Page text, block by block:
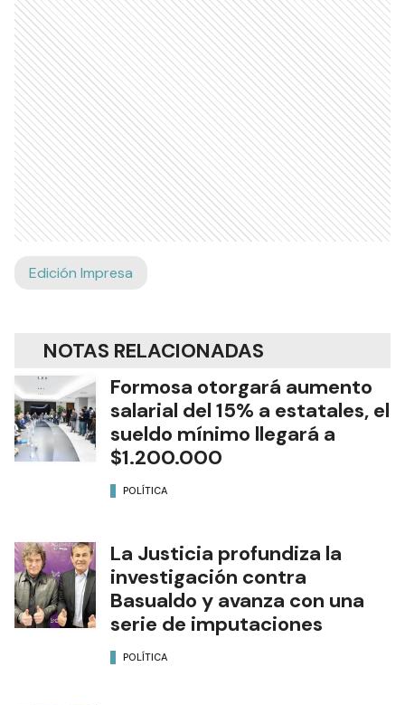
Edición Impresa
NOTAS RELACIONADAS
Formosa otorgará aumento
salarial del 15% a estatales, el
sueldo mínimo llegará a
$1.200.000
POLÍTICA
La Justicia profundiza la
investigación contra
Basualdo y avanza con una
serie de imputaciones
POLÍTICA